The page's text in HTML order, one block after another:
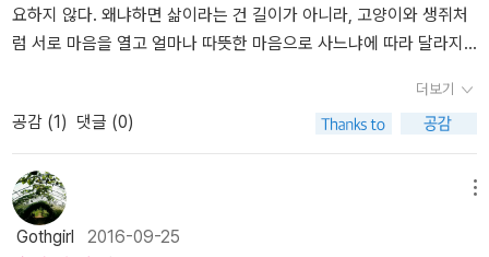
닐까. 책을 읽다가 문득 부제로 뽑은 디온 워익이 굉장히 오래 전에
친구들과 함께 부른 <That's what friends are for> 생각이 났다. 그
설 같은 동화에서 출발한 이야기를 우리 사회에 이방인은 필요없다는
런 특별함을 오해하지 않고 볼 수 있는 시선이 얼마나 될까? 그들의
이야기를 듣지 않고 믹스와 멕스의 행동을 보았더라면 나 역시 다른
조금이나마 깰 수 있었던 건 믹스와 멕스 덕분이었다. 그리고 내 기준
에 맞춰 친구를 사귀려는 마음만 갖지 말고 모든 가능성을 열어둔 채
타인을 대하다보면 진정한 친구를 만날지도 모른다는 생각이 들었다.
긴 시간이든, 짧은 시간이든, 그건 그리 중요하지 않다. 왜냐하면 삶이
라는 건 길이가 아니라, 고양이와 생쥐처럼 서로 마음을 열고 얼마나
따뜻한 마음으로 사느냐에 따라 달라지기 때문이다. (중략) 진정한 친
가 된 고양이>이다.이 소설은 80페이지 정도의 아주 짧은 이야기이
지만 어른과 아이가 함께 읽어도 좋은 그런 책이다. 그 어떤 인간과 동
막스는 뮌헨 동물 보호 단체에서 새끼 고양이를 입양한다. 고양이의
측면 얼굴이 마치 그리스 조각상과 같은 아주 잘 생긴 고양이를. 노란
색이 도는 커다란 눈망울과 등은 검고 가슴은 하얀 고양이....고양이의
이름은 믹스. 막스와 믹스는 그 어떤 친구 보다도 더 진한 우정을 나눈
다. 그런데, 막스가 꿈많은 청춘이 되자, 새끼 고양이였던 믹스는 늙은
고양이가 되어 있다. 인간 보다 고양이는 좀 더 빠르게 늙어가기에....
요하지 않다. 왜냐하면 삶이라는 건 길이가 아니라, 고양이와 생쥐처
럼 서로 마음을 열고 얼마나 따뜻한 마음으로 사느냐에 따라 달라지
건장한 친구의 몸에서 솟구치는 힘과 활력을 통해 더 강해질 수 있었
따. 둘은 정말 행복한 시간을 보냈다. 진정한 친구는 자신이 가진 장점
을 서로 나눌 줄 아는 법이니까. (79쪽)진정한 친구라면 아무리 사소
한 즐거움이라 해도 함께 나눌 줄 알아야 하는 법이다.- P53
더보기
공감 (1 ) 댓글 (0)
Gothgirl 2016-09-25